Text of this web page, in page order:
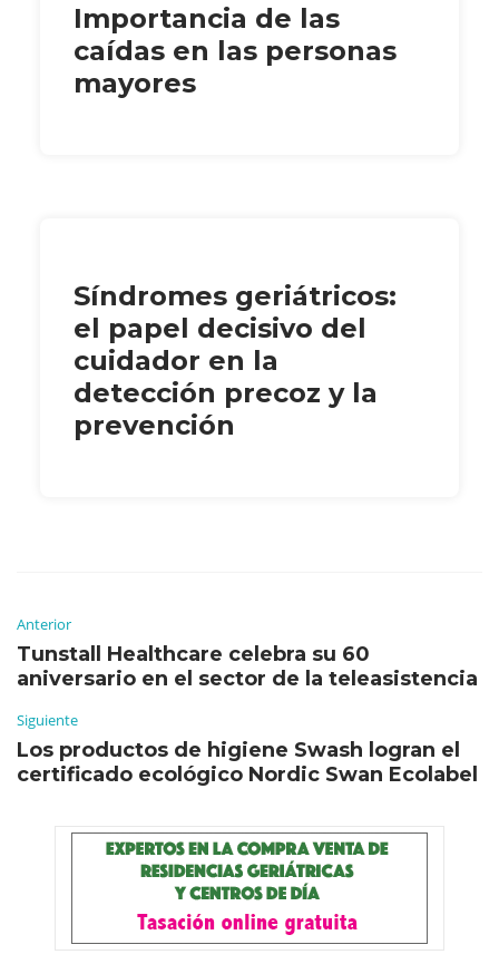
Importancia de las
caídas en las personas
mayores
Síndromes geriátricos:
el papel decisivo del
cuidador en la
detección precoz y la
prevención
Anterior
Tunstall Healthcare celebra su 60
aniversario en el sector de la teleasistencia
Siguiente
Los productos de higiene Swash logran el
certificado ecológico Nordic Swan Ecolabel